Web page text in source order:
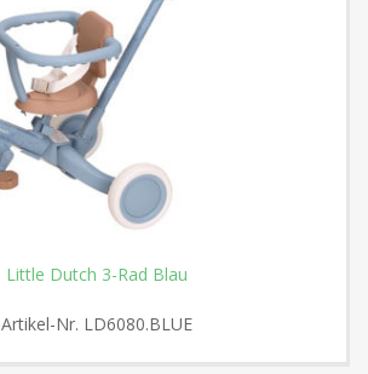
Little Dutch 3-Rad Blau
Artikel-Nr. LD6080.BLUE